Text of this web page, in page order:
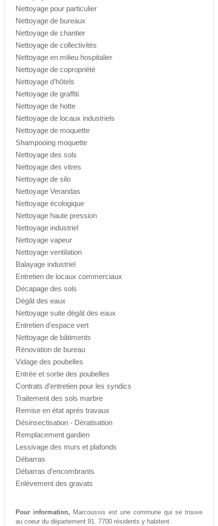
Nettoyage pour particulier
Nettoyage de bureaux
Nettoyage de chantier
Nettoyage de collectivités
Nettoyage en milieu hospitalier
Nettoyage de copropriété
Nettoyage d’hôtels
Nettoyage de graffiti
Nettoyage de hotte
Nettoyage de locaux industriels
Nettoyage de moquette
Shampooing moquette
Nettoyage des sols
Nettoyage des vitres
Nettoyage de silo
Nettoyage Verandas
Nettoyage écologique
Nettoyage haute pression
Nettoyage industriel
Nettoyage vapeur
Nettoyage ventilation
Balayage industriel
Entretien de locaux commerciaux
Décapage des sols
Dégât des eaux
Nettoyage suite dégât des eaux
Entretien d'espace vert
Nettoyage de bâtiments
Rénovation de bureau
Vidage des poubelles
Entrée et sortie des poubelles
Contrats d'entretien pour les syndics
Traitement des sols marbre
Remise en état aprés travaux
Désinsectisation - Dératisation
Remplacement gardien
Lessivage des murs et plafonds
Débarras
Débarras d’encombrants
Enlèvement des gravats
Pour information, Marcoussis est une commune qui se trouve
au coeur du département 91. 7700 résidents y habitent.